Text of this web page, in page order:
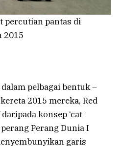
percutian pantas di
2015
pelbagai bentuk –
2015 mereka, Red
konsep ‘cat
Perang Dunia I
garis